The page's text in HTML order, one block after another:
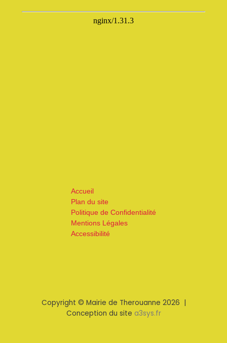
Accueil
Plan du site
Politique de Confidentialité
Mentions Légales
Accessibilité
Copyright © Mairie de Therouanne 2026 |
Conception du site a3sys.fr